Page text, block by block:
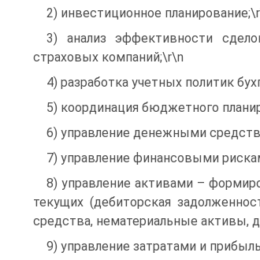
2) инвестиционное
3) анализ эффективности
страховых компаний;\r\n
4) разработка учетных политик
5) координация бюджетного
6) управление денежными
7) управление финансовыми
8) управление активами –
текущих (дебиторская
средства, нематериальные активы,
9) управление затратами и